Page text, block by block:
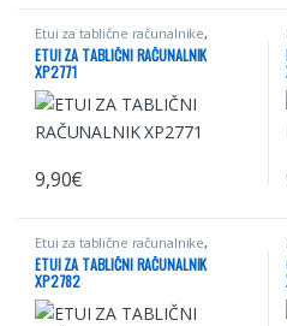
Etui za tablične računalnike,
Mobilna telefonija,Računalništvo
ETUI ZA TABLIČNI RAČUNALNIK
XP2771
9,90€
Etui za tablične računalnike,
Mobilna telefonija,Računalništvo
ETUI ZA TABLIČNI RAČUNALNIK
XP2782